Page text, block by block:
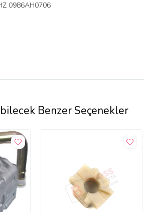
0986AH0706
Benzer Seçenekler